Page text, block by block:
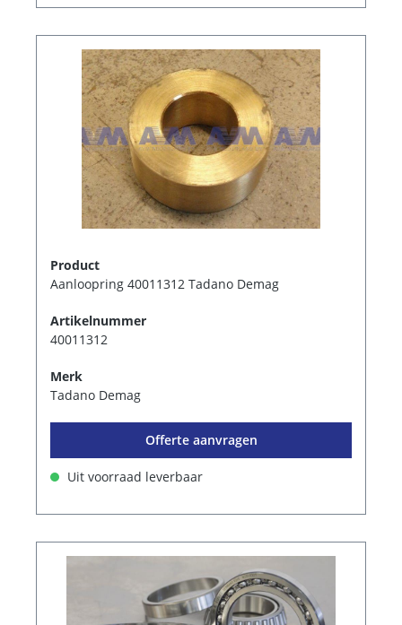
Product
Aanloopring 40011312 Tadano Demag
Artikelnummer
40011312
Merk
Tadano Demag
Offerte aanvragen
Uit voorraad leverbaar